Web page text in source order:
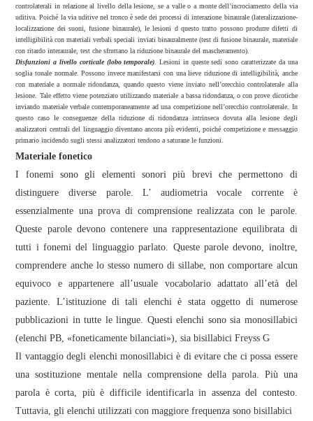
controlaterali in relazione al livello della lesione, se a valle o a monte dell’incrociamento della via
uditiva. Poiché la via uditive nel tronco è sede dei processi di interazione binaurale (lateralizzazione-
localizzazione dei suoni, fusione binaurale), le lesioni d questo tratto possono produrre difetti di
intelligibilità con materiali verbali speciali inviati binauralmente (test di fusione binaurale, materiale
con ritardo interaurale, test che sfruttano la riduzione binaurale del mascheramento).
Disfunzioni a livello corticale (lobo temporale) .Lesioni in queste sedi sono caratterizzate da una
soglia tonale normale. Possono invece manifestarsi con una lieve riduzione di intelligibilità, anche
con materiale a normale ridondanza, quando questo viene inviato nell’orecchio controlaterale alla
lesione. Tale effetto viene potenziato utilizzando materiale a bassa ridondanza, o con prove dicotiche
inviando materiale verbale contemporaneamente ad una competizione nell’orecchio controlaterale. In
questo caso le conseguenze della riduzione di ridondanza intrinseca dovuta alla lesione degli
analizzatori centrali del linguaggio diventano ancora più evidenti, poiché competizione e messaggio
primario incidendo sugli stessi analizzatori tendono a saturane le funzioni.
Materiale fonetico
I fonemi sono gli elementi sonori più brevi che permettono di
distinguere diverse parole. L’ audiometria vocale corrente è
essenzialmente una prova di comprensione realizzata con le parole.
Queste parole devono contenere una rappresentazione equilibrata di
tutti i fonemi del linguaggio parlato. Queste parole devono, inoltre,
comprendere anche lo stesso numero di sillabe, non comportare alcun
equivoco e appartenere all’usuale vocabolario adattato all’età del
paziente. L’istituzione di tali elenchi è stata oggetto di numerose
pubblicazioni in tutte le lingue. Questi elenchi sono sia monosillabici
(elenchi PB, «foneticamente bilanciati»), sia bisillabici Freyss G
Il vantaggio degli elenchi monosillabici è di evitare che ci possa essere
una sostituzione mentale nella comprensione della parola. Più una
parola è corta, più è difficile identificarla in assenza del contesto.
Tuttavia, gli elenchi utilizzati con maggiore frequenza sono bisillabici